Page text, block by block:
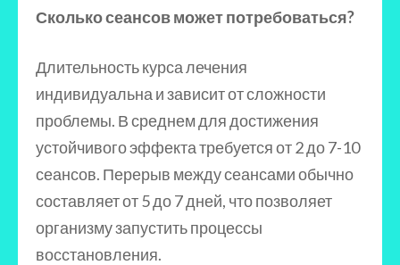
Сколько сеансов может потребоваться?
Длительность курса лечения
индивидуальна и зависит от сложности
проблемы. В среднем для достижения
устойчивого эффекта требуется от 2 до 7-10
сеансов. Перерыв между сеансами обычно
составляет от 5 до 7 дней, что позволяет
организму запустить процессы
восстановления.